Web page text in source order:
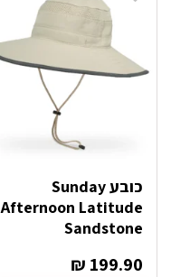
לבחור
האפשרויות
בעמוד
כובע Sunday
Afternoon Latitude
Sandstone
₪ 199.90